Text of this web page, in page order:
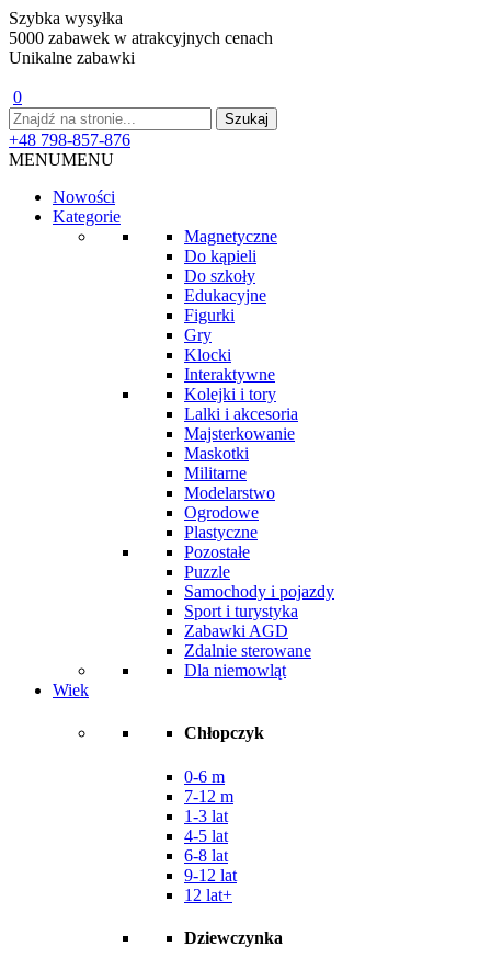
Szybka wysyłka
5000 zabawek w atrakcyjnych cenach
Unikalne zabawki
0
+48 798-857-876
MENUMENU
Nowości
Kategorie
Magnetyczne
Do kąpieli
Do szkoły
Edukacyjne
Figurki
Gry
Klocki
Interaktywne
Kolejki i tory
Lalki i akcesoria
Majsterkowanie
Maskotki
Militarne
Modelarstwo
Ogrodowe
Plastyczne
Pozostałe
Puzzle
Samochody i pojazdy
Sport i turystyka
Zabawki AGD
Zdalnie sterowane
Dla niemowląt
Wiek
Chłopczyk
0-6 m
7-12 m
1-3 lat
4-5 lat
6-8 lat
9-12 lat
12 lat+
Dziewczynka